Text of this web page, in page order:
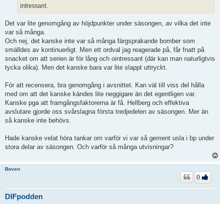
intressant.
Det var lite genomgång av höjdpunkter under säsongen, av vilka det inte
var så många.
Och nej, det kanske inte var så många färgsprakande bomber som
smälldes av kontinuerligt. Men ett ordval jag reagerade på, får fnatt på
snacket om att serien är för lång och ointressant (där kan man naturligtvis
tycka olika). Men det kanske bara var lite slappt uttryckt.
För att recensera, bra genomgång i avsnittet. Kan väl till viss del hålla
med om att det kanske kändes lite neggigare än det egentligen var.
Kanske pga att framgångsfaktorerna är få. Hellberg och effektiva
avslutare gjorde oss svårslagna första tredjedelen av säsongen. Mer än
så kanske inte behövs.
Hade kanske velat höra tankar om varför vi var så gement usla i bp under
stora delar av säsongen. Och varför så många utvisningar?
Boven
DIFpodden
0